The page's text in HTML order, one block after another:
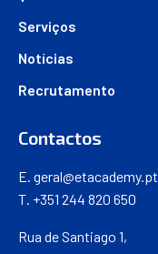
Serviços
Notícias
Recrutamento
Contactos
E. geral@etacademy.pt
T. +351 244 820 650
Rua de Santiago 1,